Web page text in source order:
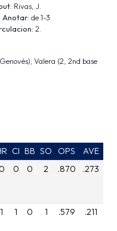
Rivas, J.
Anotar: de 1-3.
2.
Valera (2, 2nd base
CI BB SO OPS AVE
0 0 0 2 .870 .273
1 1 0 1 .579 .211